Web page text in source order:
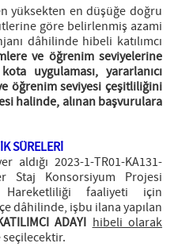
yüksekten en düşüğe doğru
göre belirlenmiş azami
dâhilinde hibeli katılımcı
ve öğrenim seviyelerine
uygulaması, yararlanıcı
öğrenim seviyesi çeşitliliğini
halinde, alınan başvurulara
SÜRELERİ
2023-1-TR01-KA131-
Staj Konsorsiyum Projesi
Hareketliliği faaliyeti için
dâhilinde, işbu ilana yapılan
ADAYI hibeli olarak